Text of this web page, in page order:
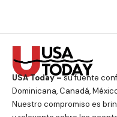
USA Today –su fuente
Dominicana, Canadá,
Nuestro compromiso es